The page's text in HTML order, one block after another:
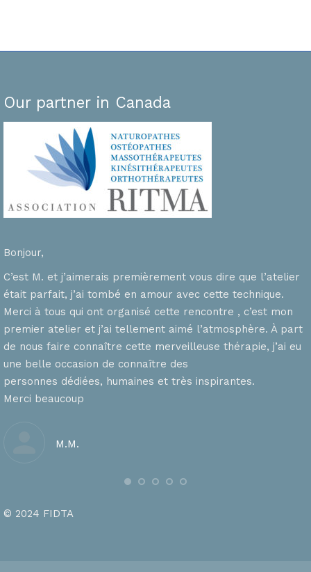
Our partner in Canada
Bonjour,
C’est M. et j’aimerais premièrement vous dire que l’atelier
était parfait, j’ai tombé en amour avec cette technique.
Merci à tous qui ont organisé cette rencontre , c’est mon
premier atelier et j’ai tellement aimé l’atmosphère. À part
de nous faire connaître cette merveilleuse thérapie, j’ai eu
une belle occasion de connaître des
personnes dédiées, humaines et très inspirantes.
Merci beaucoup
M.M.
© 2024 FIDTA